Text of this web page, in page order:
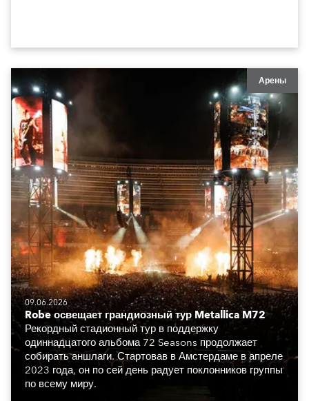
Арены
09.06.2026
Robe освещает грандиозный тур Metallica M72
Рекордный стадионный тур в поддержку
одиннадцатого альбома 72 Seasons продолжает
собирать аншлаги. Стартовав в Амстердаме в апреле
2023 года, он по сей день радует поклонников группы
по всему миру.